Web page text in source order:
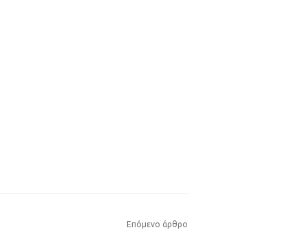
Επόμενο άρθρο